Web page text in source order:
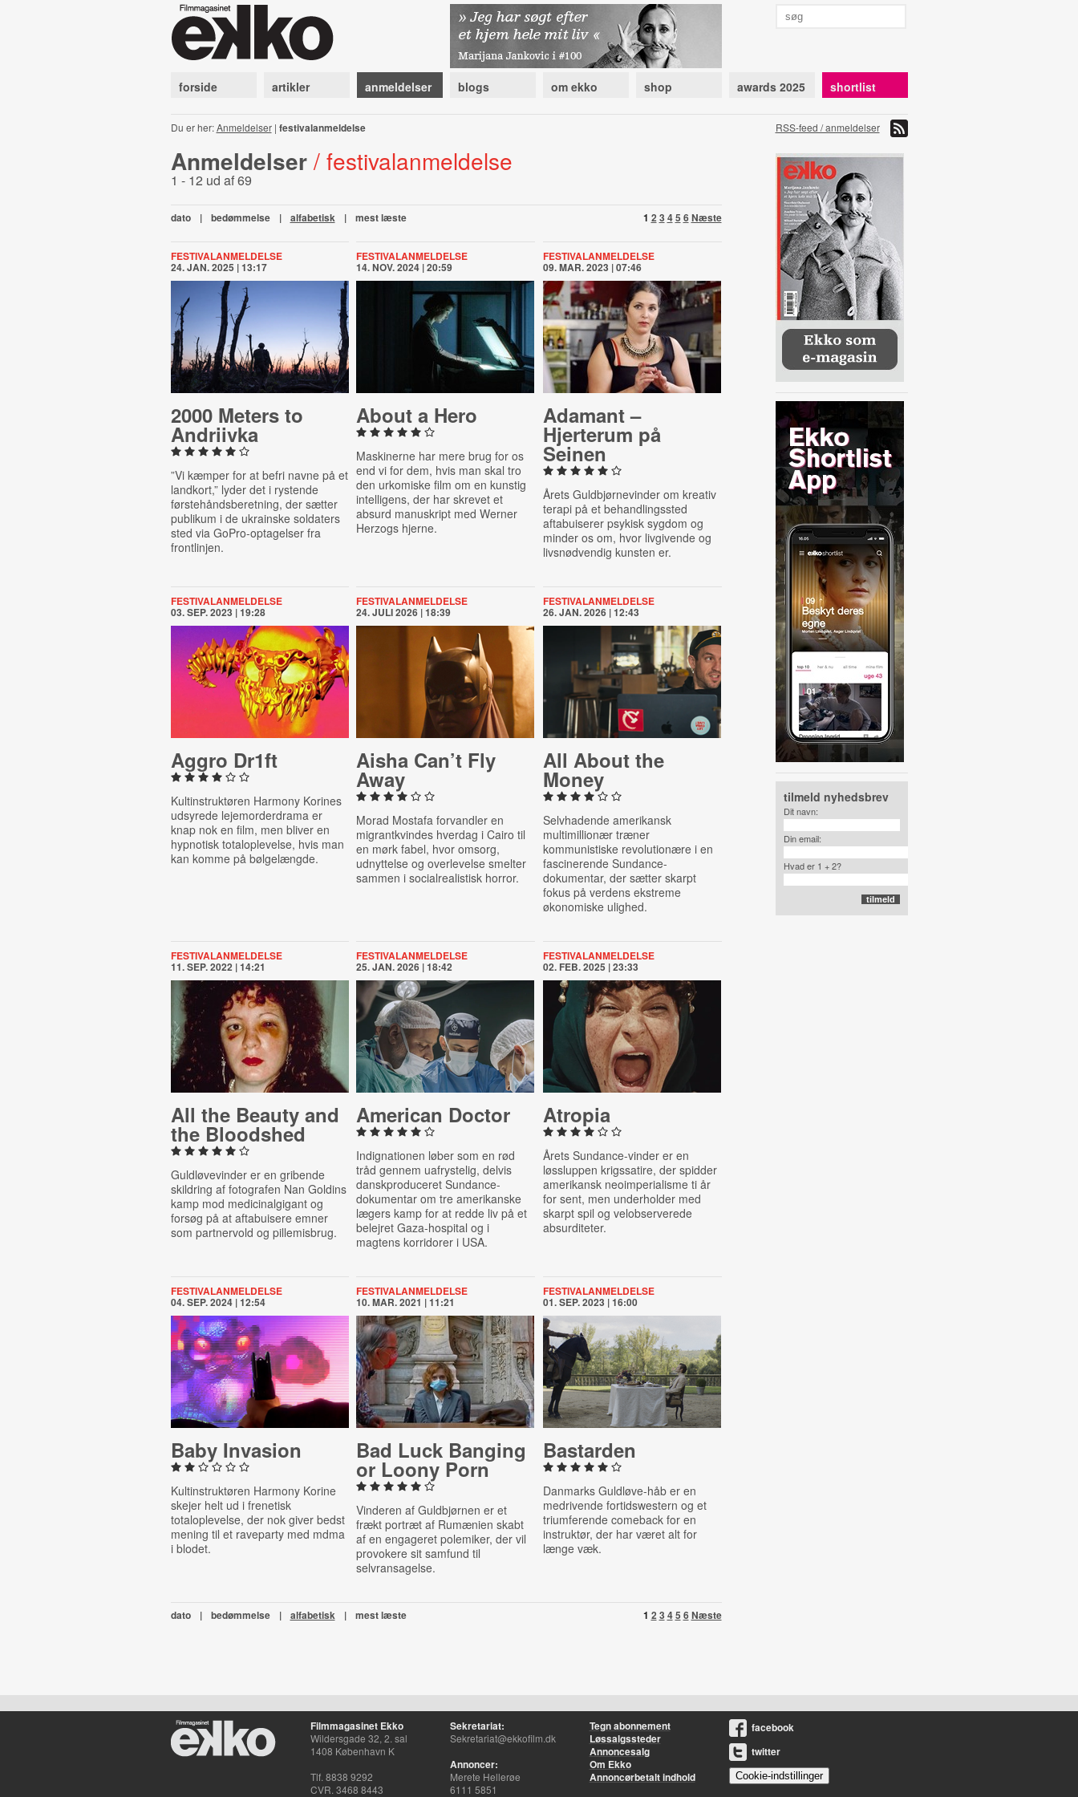
forside artikler anmeldelser blogs om ekko shop awards 2025 shortlist
Du er her:Anmeldelser| festivalanmeldelse RSS-feed / anmeldelser
Anmeldelser / festivalanmeldelse
1 - 12 ud af 69
1 2 3 45 6Næste
dato | bedømmelse | alfabetisk | mest læste
FESTIVALANMELDELSE
24. JAN. 2025 | 13:17
2000 Meters to
Andriivka
”Vi kæmper for at befri navne på et
landkort,” lyder det i rystende
førstehåndsberetning, der sætter
publikum i de ukrainske soldaters
sted via GoPro-optagelser fra
frontlinjen.
FESTIVALANMELDELSE
14. NOV. 2024 | 20:59
About a Hero
Maskinerne har mere brug for os
end vi for dem, hvis man skal tro
den urkomiske film om en kunstig
intelligens, der har skrevet et
absurd manuskript med Werner
Herzogs hjerne.
FESTIVALANMELDELSE
09. MAR. 2023 | 07:46
Adamant –
Hjerterum på
Seinen
Årets Guldbjørnevinder om kreativ
terapi på et behandlingssted
aftabuiserer psykisk sygdom og
minder os om, hvor livgivende og
livsnødvendig kunsten er.
FESTIVALANMELDELSE
03. SEP. 2023 | 19:28
Aggro Dr1ft
Kultinstruktøren Harmony Korines
udsyrede lejemorderdrama er
knap nok en film, men bliver en
hypnotisk totaloplevelse, hvis man
kan komme på bølgelængde.
FESTIVALANMELDELSE
24. JULI 2026 | 18:39
Aisha Can’t Fly
Away
Morad Mostafa forvandler en
migrantkvindes hverdag i Cairo til
en mørk fabel, hvor omsorg,
udnyttelse og overlevelse smelter
sammen i socialrealistisk horror.
FESTIVALANMELDELSE
26. JAN. 2026 | 12:43
All About the
Money
Selvhadende amerikansk
multimillionær træner
kommunistiske revolutionære i en
fascinerende Sundance-
dokumentar, der sætter skarpt
fokus på verdens ekstreme
økonomiske ulighed.
FESTIVALANMELDELSE
11. SEP. 2022 | 14:21
All the Beauty and
the Bloodshed
Guldløvevinder er en gribende
skildring af fotografen Nan Goldins
kamp mod medicinalgigant og
forsøg på at aftabuisere emner
som partnervold og pillemisbrug.
FESTIVALANMELDELSE
25. JAN. 2026 | 18:42
American Doctor
Indignationen løber som en rød
tråd gennem uafrystelig, delvis
danskproduceret Sundance-
dokumentar om tre amerikanske
lægers kamp for at redde liv på et
belejret Gaza-hospital og i
magtens korridorer i USA.
FESTIVALANMELDELSE
02. FEB. 2025 | 23:33
Atropia
Årets Sundance-vinder er en
løssluppen krigssatire, der spidder
amerikansk neoimperialisme ti år
for sent, men underholder med
skarpt spil og velobserverede
absurditeter.
FESTIVALANMELDELSE
04. SEP. 2024 | 12:54
Baby Invasion
Kultinstruktøren Harmony Korine
skejer helt ud i frenetisk
totaloplevelse, der nok giver bedst
mening til et raveparty med mdma
i blodet.
FESTIVALANMELDELSE
10. MAR. 2021 | 11:21
Bad Luck Banging
or Loony Porn
Vinderen af Guldbjørnen er et
frækt portræt af Rumænien skabt
af en engageret polemiker, der vil
provokere sit samfund til
selvransagelse.
FESTIVALANMELDELSE
01. SEP. 2023 | 16:00
Bastarden
Danmarks Guldløve-håb er en
medrivende fortidswestern og et
triumferende comeback for en
instruktør, der har været alt for
længe væk.
1 2 3 45 6Næste
dato | bedømmelse | alfabetisk | mest læste
tilmeld nyhedsbrev
Dit navn:
Din email:
Hvad er 1 + 2?
Filmmagasinet Ekko
Wildersgade 32, 2. sal
1408 København K
Tlf. 8838 9292
CVR. 3468 8443
Sekretariat:
Sekretariat@ekkofilm.dk
Annoncer:
Merete Hellerøe
6111 5851
Tegn abonnement
Løssalgssteder
Annoncesalg
Om Ekko
Annoncørbetalt indhold
facebook
twitter
Cookie-indstillinger